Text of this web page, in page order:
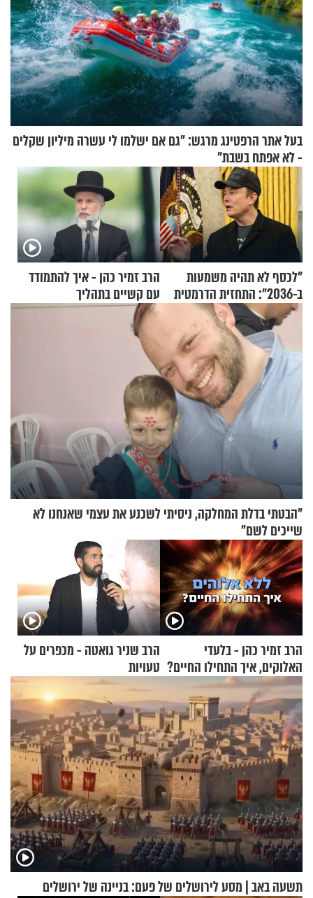
בעל אתר הרפטינג מרגש: "גם אם ישלמו לי עשרה מיליון שקלים
- לא אפתח בשבת"
"לכסף לא תהיה משמעות
ב-2036": התחזית הדרמטית
של אילון מאסק על עתיד
הכלכלה
הרב זמיר כהן - איך להתמודד
עם קשיים בתהליך
ההתחזקות?
"הבטתי בדלת המחלקה, ניסיתי לשכנע את עצמי שאנחנו לא
שייכים לשם"
הרב זמיר כהן - בלעדי
האלוקים, איך התחילו החיים?
הרב שניר גואטה - מכפרים על
טעויות
תשעה באב | מסע לירושלים של פעם: בניינה של ירושלים